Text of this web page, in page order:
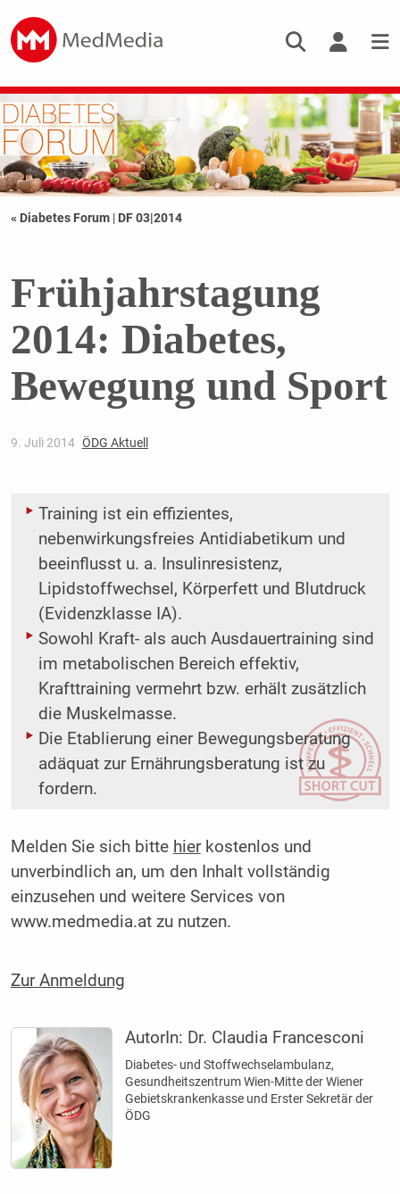
« Diabetes Forum | DF 03|2014
Frühjahrstagung
2014: Diabetes,
Bewegung und Sport
9. Juli 2014 ÖDG Aktuell
Training ist ein effizientes,
nebenwirkungsfreies Antidiabetikum und
beeinflusst u. a. Insulinresistenz,
Lipidstoffwechsel, Körperfett und Blutdruck
(Evidenzklasse IA).
Sowohl Kraft- als auch Ausdauertraining sind
im metabolischen Bereich effektiv,
Krafttraining vermehrt bzw. erhält zusätzlich
die Muskelmasse.
Die Etablierung einer Bewegungsberatung
adäquat zur Ernährungsberatung ist zu
fordern.
Melden Sie sich bitte hierkostenlos und
unverbindlich an, um den Inhalt vollständig
einzusehen und weitere Services von
www.medmedia.at zu nutzen.
Zur Anmeldung
AutorIn: Dr. Claudia Francesconi
Diabetes- und Stoffwechselambulanz,
Gesundheitszentrum Wien-Mitte der Wiener
Gebietskrankenkasse und Erster Sekretär der
ÖDG